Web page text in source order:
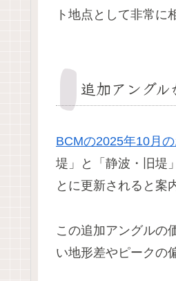
ト地点として非常に
追加アング
BCMの2025年10月
堤」と「静波・旧堤
とに更新されると案
この追加アングルの
い地形差やピークの